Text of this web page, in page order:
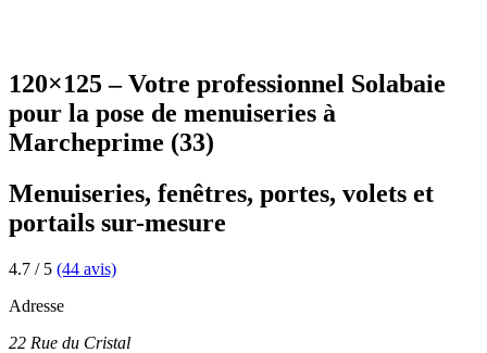
120×125 – Votre professionnel Solabaie
pour la pose de menuiseries à
Marcheprime (33)
Menuiseries, fenêtres, portes, volets et
portails sur-mesure
4.7 / 5 (44 avis)
Adresse
22 Rue du Cristal